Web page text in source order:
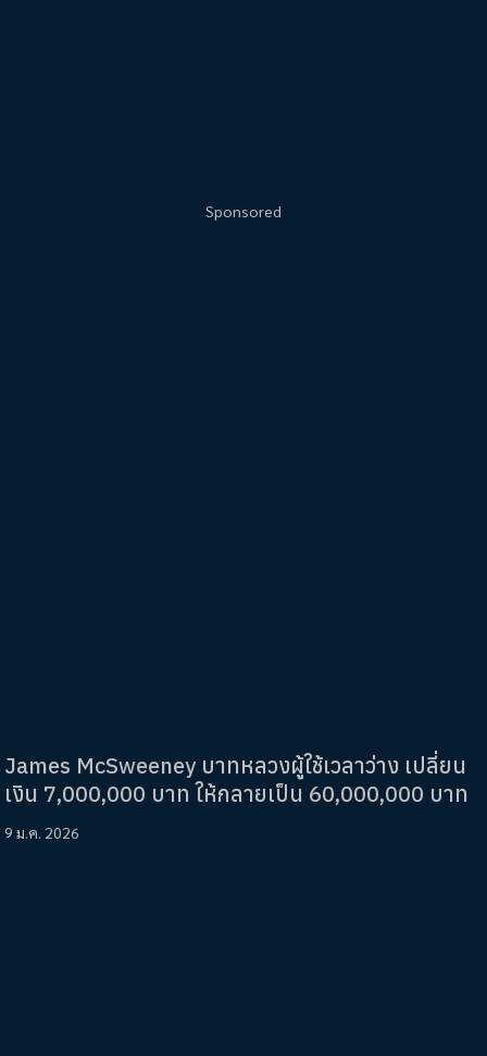
Sponsored
James McSweeney บาทหลวงผู้ใช้เวลาว่าง เปลี่ยน
เงิน 7,000,000 บาท ให้กลายเป็น 60,000,000 บาท
9 ม.ค. 2026